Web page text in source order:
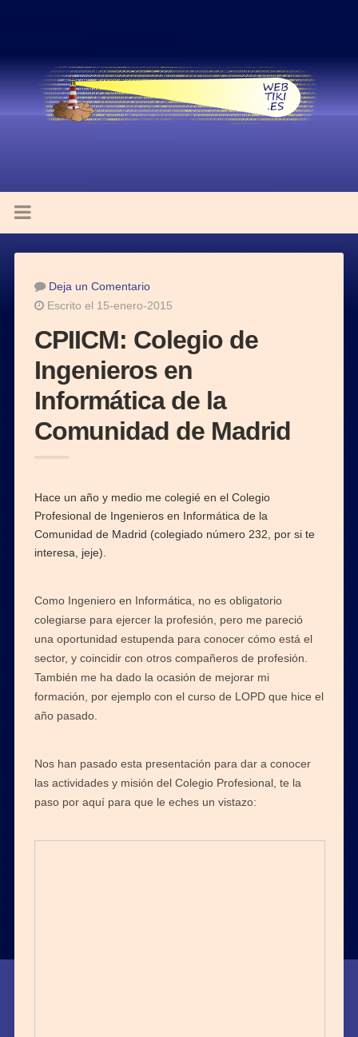
Deja un Comentario
Escrito el 15-enero-2015
CPIICM: Colegio de
Ingenieros en
Informática de la
Comunidad de Madrid
Hace un año y medio me colegié en el Colegio
Profesional de Ingenieros en Informática de la
Comunidad de Madrid (colegiado número 232, por si te
interesa, jeje).
Como Ingeniero en Informática, no es obligatorio
colegiarse para ejercer la profesión, pero me pareció
una oportunidad estupenda para conocer cómo está el
sector, y coincidir con otros compañeros de profesión.
También me ha dado la ocasión de mejorar mi
formación, por ejemplo con el curso de LOPD que hice el
año pasado.
Nos han pasado esta presentación para dar a conocer
las actividades y misión del Colegio Profesional, te la
paso por aquí para que le eches un vistazo: